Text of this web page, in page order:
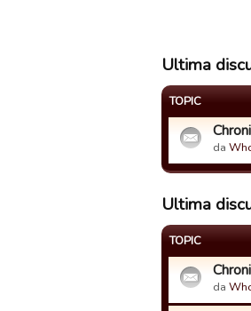
Ultima
TOPIC
da
Ultima
TOPIC
da